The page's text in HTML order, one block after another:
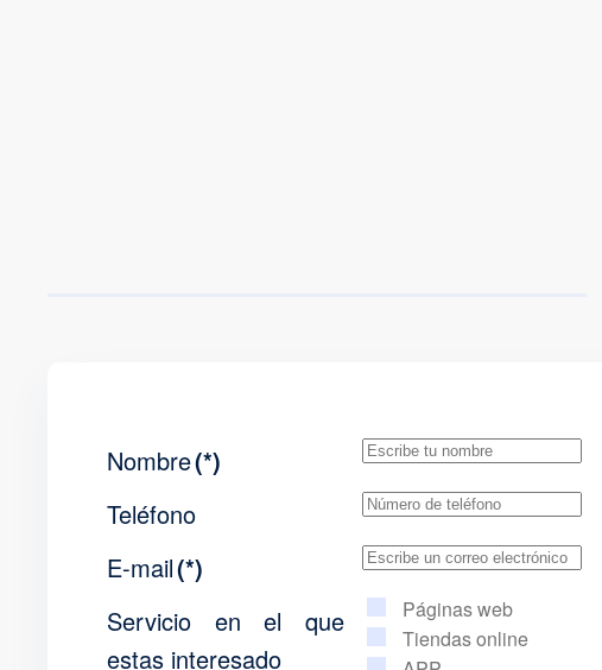
Nombre(*)
Teléfono
E-mail(*)
Servicio en el que
estas interesado
Páginas web
Tiendas online